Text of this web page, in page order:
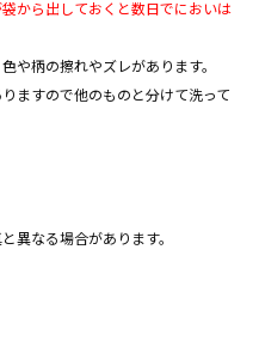
から出しておくと数日でにおいは
や柄の擦れやズレがあります。
ますので他のものと分けて洗って
異なる場合があります。